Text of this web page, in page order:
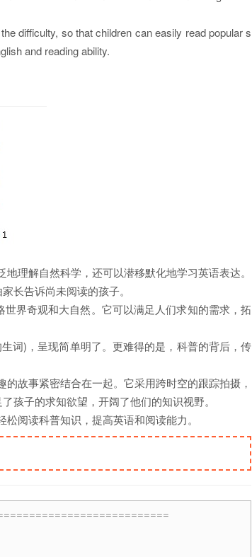
difficulty, so that children can easily read popular s
and reading ability.
理解自然科学，还可以潜移默化地学习英语表达。
长告诉尚未阅读的孩子。
界奇观和大自然。它可以满足人们求知的需求，拓
词)，呈现简单明了。更难得的是，科普的背后，传
故事紧密结合在一起。它采用跨时空的跟踪拍摄，
孩子的求知欲望，开阔了他们的知识视野。
阅读科普知识，提高英语和阅读能力。